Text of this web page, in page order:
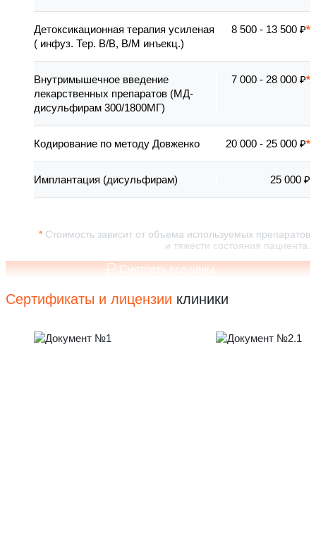
Стоимость зависит от объема используемых препаратов
и тяжести состояния пациента.
Детоксикационная терапия усиленая
( инфуз. Тер. В/В, В/М инъекц.)
8 500 - 13 500 ₽
Внутримышечное введение
лекарственных препаратов (МД-
дисульфирам 300/1800МГ)
7 000 - 28 000 ₽
Кодирование по методу Довженко 20 000 - 25 000 ₽
Имплантация (дисульфирам) 25 000 ₽
Смотреть все цены
Сертификаты и лицензии клиники